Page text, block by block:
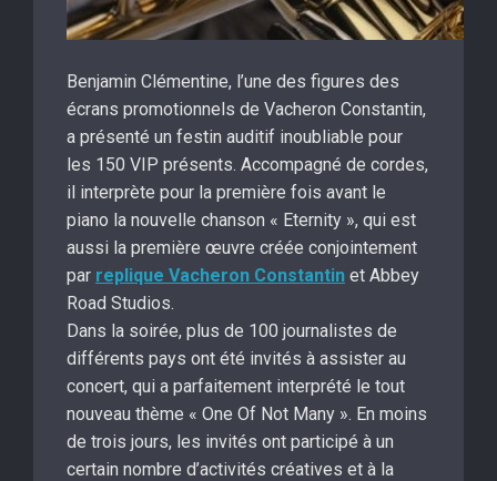
Benjamin Clémentine, l’une des figures des
écrans promotionnels de Vacheron Constantin,
a présenté un festin auditif inoubliable pour
les 150 VIP présents. Accompagné de cordes,
il interprète pour la première fois avant le
piano la nouvelle chanson « Eternity », qui est
aussi la première œuvre créée conjointement
par replique Vacheron Constantin et Abbey
Road Studios.
Dans la soirée, plus de 100 journalistes de
différents pays ont été invités à assister au
concert, qui a parfaitement interprété le tout
nouveau thème « One Of Not Many ». En moins
de trois jours, les invités ont participé à un
certain nombre d’activités créatives et à la